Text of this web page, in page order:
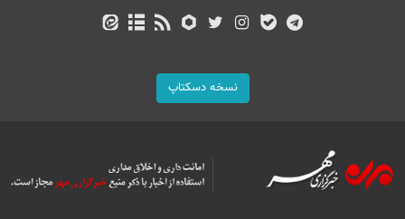
نسخه دسکتاپ